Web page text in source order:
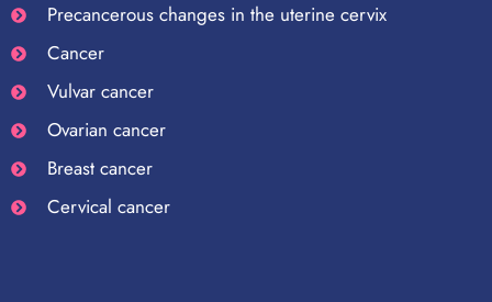
Precancerous changes in the uterine cervix
Cancer
Vulvar cancer
Ovarian cancer
Breast cancer
Cervical cancer